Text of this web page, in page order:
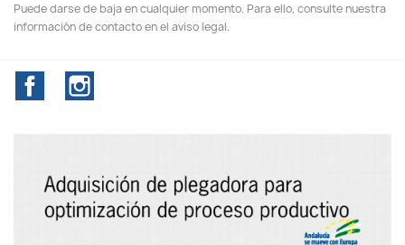
Puede darse de baja en cualquier momento. Para ello, consulte nuestra
información de contacto en el aviso legal.
Facebook